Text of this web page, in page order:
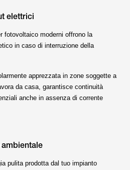
elettrici
fotovoltaico moderni offrono la
in caso di interruzione della
apprezzata in zone soggette a
da casa, garantisce continuità
anche in assenza di corrente
pulita prodotta dal tuo impianto